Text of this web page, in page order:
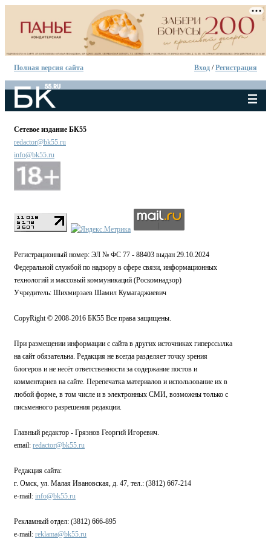
Полная версия сайта Вход /Регистрация
Сетевое издание БК55
redactor@bk55.ru
info@bk55.ru
Регистрационный номер: ЭЛ № ФС 77 - 88403 выдан 29.10.2024
Федеральной службой по надзору в сфере связи, информационных
технологий и массовый коммуникаций (Роскомнадзор)
Учредитель: Шихмирзаев Шамил Кумагаджиевич
CopyRight © 2008-2016 БК55 Все права защищены.
При размещении информации с сайта в других источниках гиперссылка
на сайт обязательна. Редакция не всегда разделяет точку зрения
блогеров и не несёт ответственности за содержание постов и
комментариев на сайте. Перепечатка материалов и использование их в
любой форме, в том числе и в электронных СМИ, возможны только с
письменного разрешения редакции.
Главный редактор - Грязнов Георгий Игоревич.
email: redactor@bk55.ru
Редакция сайта:
г. Омск, ул. Малая Ивановская, д. 47, тел.: (3812) 667-214
e-mail: info@bk55.ru
Рекламный отдел: (3812) 666-895
e-mail: reklama@bk55.ru